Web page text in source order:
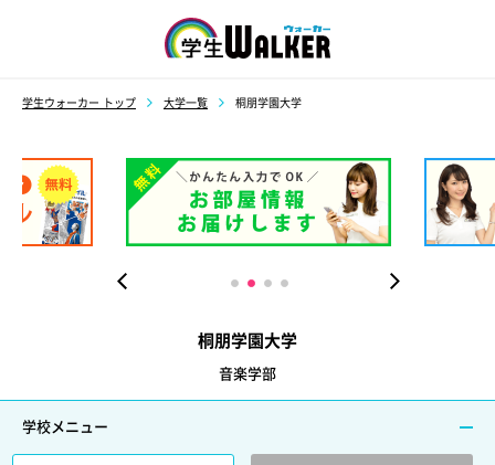
学生ウォーカー トップ 大学一覧 桐朋学園大学
桐朋学園大学
音楽学部
学校メニュー